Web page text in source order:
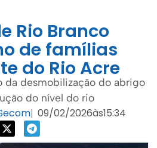
Rio Branco
de famílias
do Rio Acre
da desmobilização do abrigo
do nível do rio
| 09/02/2026às15:34